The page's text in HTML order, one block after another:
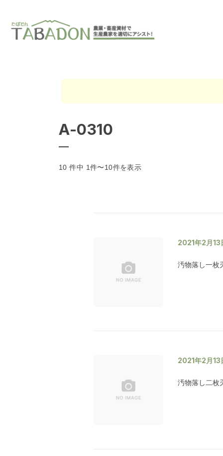
A-0310
10 件中 1件〜10件を表示
2021年2月13
汚物落し一枚
2021年2月13
汚物落し二枚